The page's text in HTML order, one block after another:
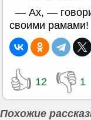
— Ах, —
своими рамами!
👍 12 👎 1
Похожие